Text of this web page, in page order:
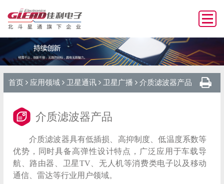
首页 应用领域 卫星通讯 卫星广播 介质滤波器产品
介质滤波器产品
介质滤波器具有低插损、高抑制度、低温度系数等
优势，同时具备高弹性设计特点，广泛应用于车载导
航、路由器、卫星TV、无人机等消费类电子以及移动
通信、雷达等行业用户领域。